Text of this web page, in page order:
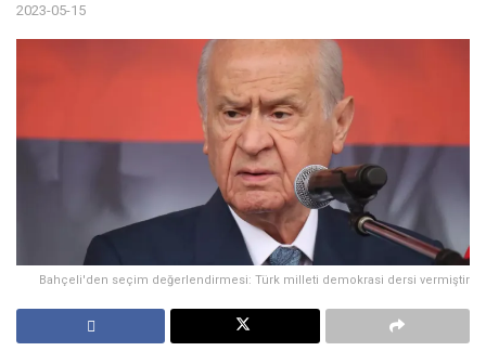
2023-05-15
Bahçeli'den seçim değerlendirmesi: Türk milleti demokrasi dersi vermiştir